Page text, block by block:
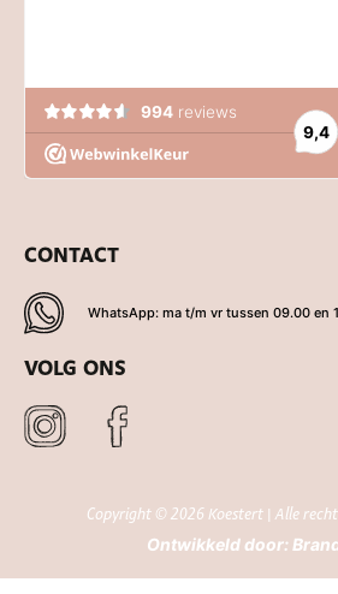
CONTACT
WhatsApp: ma t/m vr tussen 09.00 en
VOLG ONS
Copyright © 2026 Koestert | Alle
Ontwikkeld door: